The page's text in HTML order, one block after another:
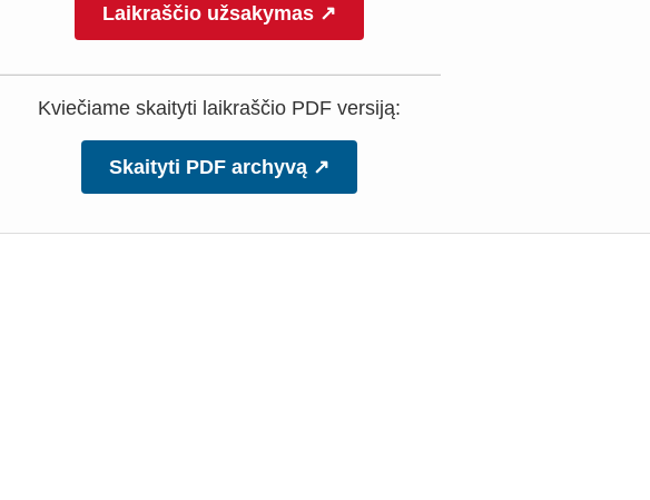
Laikraščio užsakymas ↗
Kviečiame skaityti laikraščio PDF versiją:
Skaityti PDF archyvą ↗